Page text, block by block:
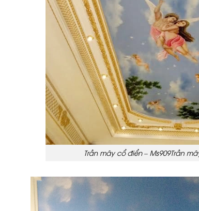
Trần mây cổ điển – Ms909Trần